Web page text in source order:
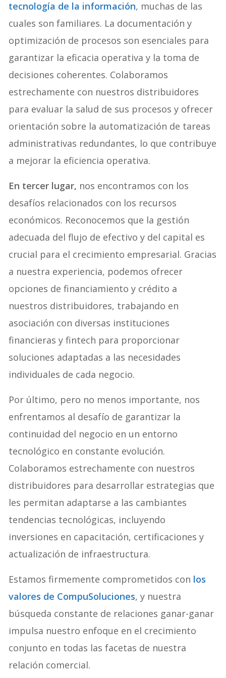
tecnología de la información, muchas de las
cuales son familiares. La documentación y
optimización de procesos son esenciales para
garantizar la eficacia operativa y la toma de
decisiones coherentes. Colaboramos
estrechamente con nuestros distribuidores
para evaluar la salud de sus procesos y ofrecer
orientación sobre la automatización de tareas
administrativas redundantes, lo que contribuye
a mejorar la eficiencia operativa.
En tercer lugar, nos encontramos con los
desafíos relacionados con los recursos
económicos. Reconocemos que la gestión
adecuada del flujo de efectivo y del capital es
crucial para el crecimiento empresarial. Gracias
a nuestra experiencia, podemos ofrecer
opciones de financiamiento y crédito a
nuestros distribuidores, trabajando en
asociación con diversas instituciones
financieras y fintech para proporcionar
soluciones adaptadas a las necesidades
individuales de cada negocio.
Por último, pero no menos importante, nos
enfrentamos al desafío de garantizar la
continuidad del negocio en un entorno
tecnológico en constante evolución.
Colaboramos estrechamente con nuestros
distribuidores para desarrollar estrategias que
les permitan adaptarse a las cambiantes
tendencias tecnológicas, incluyendo
inversiones en capacitación, certificaciones y
actualización de infraestructura.
Estamos firmemente comprometidos con los
valores de CompuSoluciones, y nuestra
búsqueda constante de relaciones ganar-ganar
impulsa nuestro enfoque en el crecimiento
conjunto en todas las facetas de nuestra
relación comercial.